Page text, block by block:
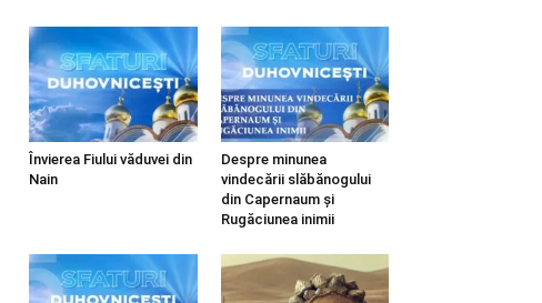
Învierea Fiului văduvei din
Nain
Despre minunea
vindecării slăbănogului
din Capernaum și
Rugăciunea inimii